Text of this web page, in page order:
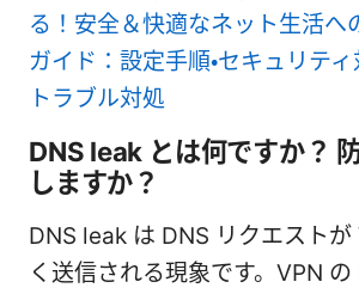
る！安全＆快適なネット生活へ
ガイド：設定手順・セキュリティ
トラブル対処
DNS leak とは何ですか？
しますか？
DNS leak は DNS リクエストが
く送信される現象です。VPN